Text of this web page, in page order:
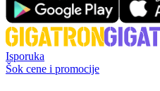
Isporuka
Šok cene i promocije